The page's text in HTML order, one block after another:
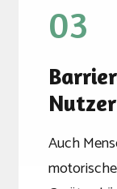
03
Nutzer
Auch